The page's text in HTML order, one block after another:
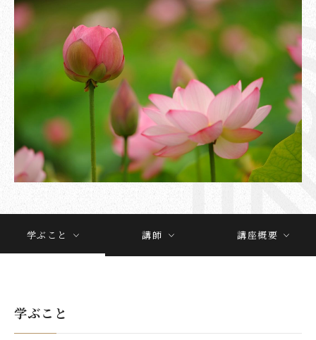
食べる
歴史探訪
世相を読む
街・人・生活
芸に触れる
Follow us
学ぶこと 講師 講座概要
学ぶこと